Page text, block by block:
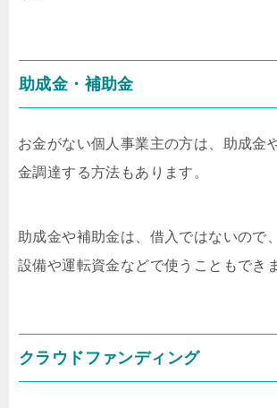
助成金・補助金
お金がない個人事業主の方は、助成金
金調達する方法もあります。
助成金や補助金は、借入ではないので
設備や運転資金などで使うこともでき
クラウドファンディング